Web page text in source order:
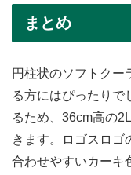
まとめ
円柱状のソフトクー
る方にはぴったりで
るため、36cm高の
きます。ロゴスロゴ
合わせやすいカーキ